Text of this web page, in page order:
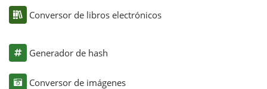
Conversor de libros electrónicos
Generador de hash
Conversor de imágenes